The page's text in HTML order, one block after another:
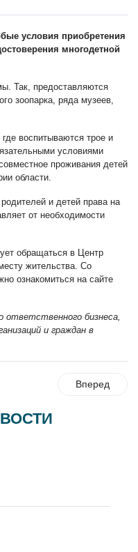
условия приобретения
многодетной
Так, предоставляются
зоопарка, ряда музеев,
воспитываются трое и
условиями
проживания детей
области.
и детей права на
от необходимости
обращаться в Центр
жительства. Со
ознакомиться на сайте
ответственного бизнеса,
и граждан в
Вперед